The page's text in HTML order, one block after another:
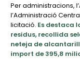
Per administracions,
l’Administració
licitació. Es destaca
residus, recollida
neteja de
import de 395,8